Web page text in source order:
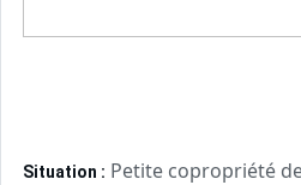
Situation : Petite copropriété